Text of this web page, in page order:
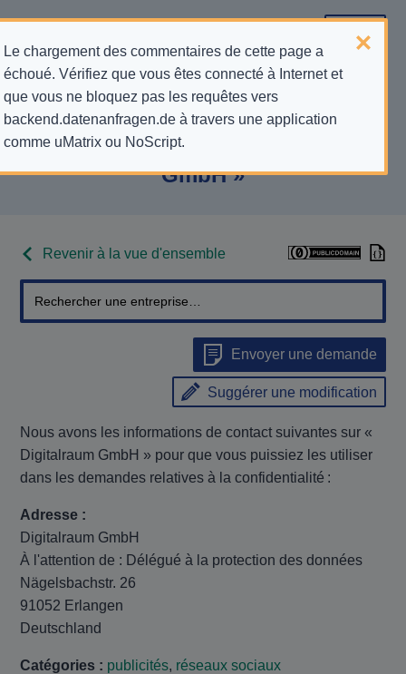
Le chargement des commentaires de cette page a
échoué. Vérifiez que vous êtes connecté à Internet et
que vous ne bloquez pas les requêtes vers
backend.datenanfragen.de à travers une application
comme uMatrix ou NoScript.
Informations de contact pour les
demandes relatives à la protection
de la vie privée pour « Digitalraum
GmbH »
Revenir à la vue d'ensemble
Envoyer une demande
Suggérer une modification
Nous avons les informations de contact suivantes sur «
Digitalraum GmbH » pour que vous puissiez les utiliser
dans les demandes relatives à la confidentialité :
Adresse :
Digitalraum GmbH
À l'attention de : Délégué à la protection des données
Nägelsbachstr. 26
91052 Erlangen
Deutschland
Catégories : publicités, réseaux sociaux